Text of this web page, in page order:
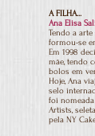
A FILHA...
Ana Elisa
Tendo a
formou-se
Em 1998
mãe, tendo
bolos em
Hoje, Ana
selo
foi
Artists,
pela NY